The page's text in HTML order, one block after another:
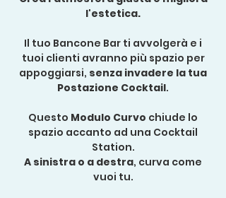
l'estetica.
Il tuo Bancone Bar ti avvolgerà e i
tuoi clienti avranno più spazio per
appoggiarsi, senza invadere la tua
Postazione Cocktail.
Questo Modulo Curvo chiude lo
spazio accanto ad una Cocktail
Station.
A sinistra o a destra, curva come
vuoi tu.